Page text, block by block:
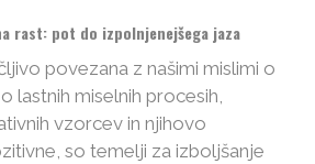
rast: pot do izpolnjenejšega jaza
povezana z našimi mislimi o
lastnih miselnih procesih,
vzorcev in njihovo
so temelji za izboljšanje